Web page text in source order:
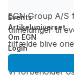
Events
Artikeluniverset
Om EGN
Login
EGN Group A/
tilmeldinger til
tilfælde blive
eller telefon.
Vi forbeholder